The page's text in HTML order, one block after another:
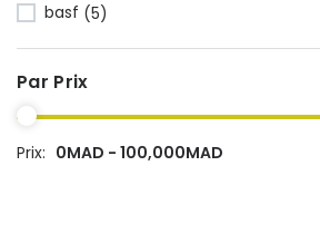
basf (5)
Par Prix
Prix: 0MAD - 100,000MAD